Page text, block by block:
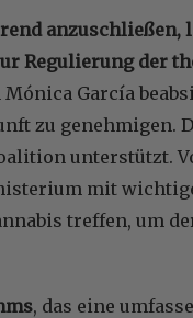
anzuschließen,
Regulierung der
García
zu genehmigen.
unterstützt.
mit
treffen, um
, das eine